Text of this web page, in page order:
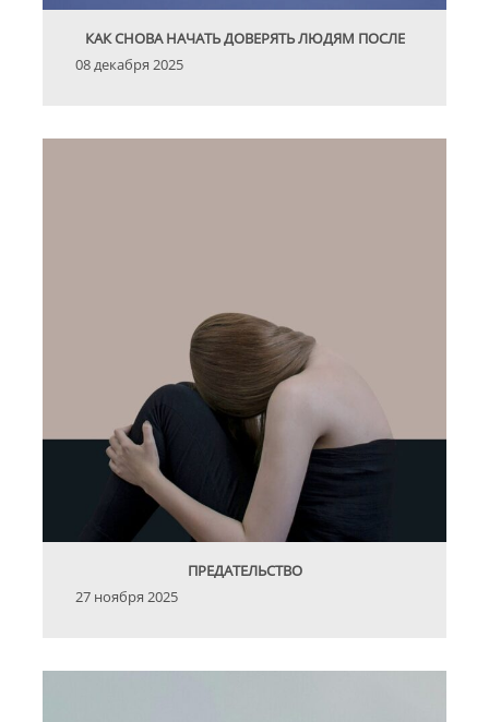
КАК СНОВА НАЧАТЬ ДОВЕРЯТЬ ЛЮДЯМ ПОСЛЕ
08 декабря 2025
ПРЕДАТЕЛЬСТВО
27 ноября 2025